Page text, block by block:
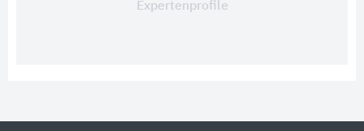
Expertenprofile